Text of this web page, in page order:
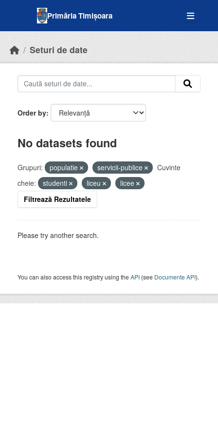
Primăria Timișoara
Seturi de date
Order by
No datasets found
Grupuri: populatie servicii-publice
Cuvinte
cheie:
studenti liceu
licee
Filtrează Rezultatele
Please try another search.
You can also access this registry using theAPI (see Documente API).